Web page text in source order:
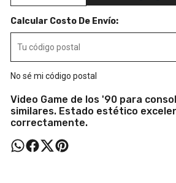
Calcular Costo De Envío:
No sé mi código postal
Video Game de los '90 para
similares. Estado estético
correctamente.